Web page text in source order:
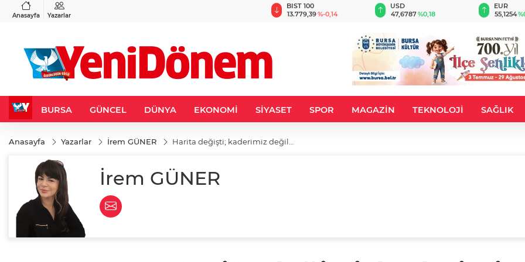
Anasayfa Yazarlar
%-0,22
BIST 100
13.779,39%-0,14
USD
47,6787%0,18
EUR
55,1254
BURSA GÜNCEL DÜNYA EKONOMİ SİYASET SPOR MAGAZİN TEKNOLOJİ SAĞLIK
Anasayfa Yazarlar İrem GÜNER Harita değişti; kaderimiz değil…
İrem GÜNER